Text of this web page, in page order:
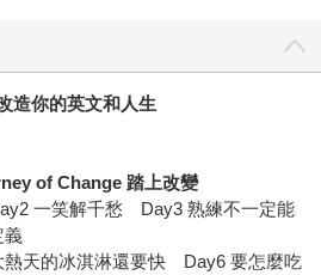
造你的英文和人生
of Change 踏上改變
一笑解千愁 Day3 熟練不一定能
義
熱天的冰淇淋還要快 Day6 要怎麼吃